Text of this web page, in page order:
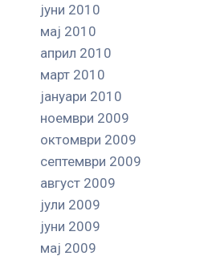
јуни 2010
мај 2010
април 2010
март 2010
јануари 2010
ноември 2009
октомври 2009
септември 2009
август 2009
јули 2009
јуни 2009
мај 2009